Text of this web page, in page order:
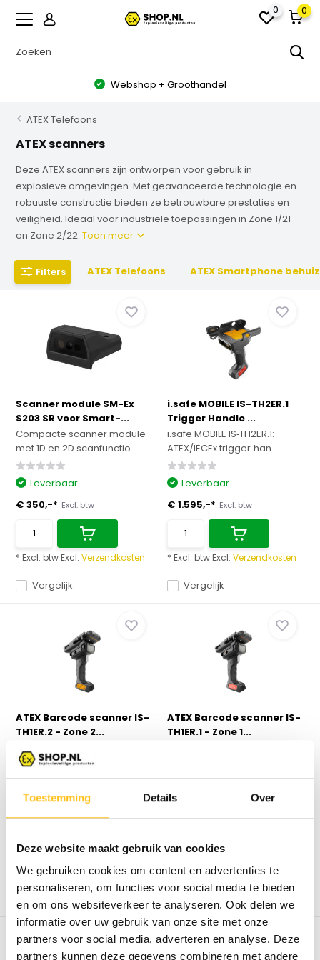
Toestemming Details Over
Deze website maakt gebruik van cookies
We gebruiken cookies om content en advertenties te
personaliseren, om functies voor social media te bieden
en om ons websiteverkeer te analyseren. Ook delen we
informatie over uw gebruik van onze site met onze
partners voor social media, adverteren en analyse. Deze
partners kunnen deze gegevens combineren met andere
0 0
Webshop + Groothandel
ATEX Telefoons
ATEX scanners
Deze ATEX scanners zijn ontworpen voor gebruik in
explosieve omgevingen. Met geavanceerde technologie en
robuuste constructie bieden ze betrouwbare prestaties en
veiligheid. Ideaal voor industriële toepassingen in Zone 1/21
en Zone 2/22.Toon meer
Filters ATEX Telefoons ATEX Smartphone
Scanner module SM-Ex
S203 SR voor Smart-...
Compacte scanner module
met 1D en 2D scanfunctio...
Vergelijk
Leverbaar
€ 350,-* Excl. btw
* Excl. btw Excl.Verzendkosten
i.safe MOBILE IS-TH2ER.1
Trigger Handle ...
i.safe MOBILE IS‑TH2ER.1:
ATEX/IECEx trigger‑han...
Vergelijk
Leverbaar
€ 1.595,-* Excl. btw
* Excl. btw Excl. Verzendkosten
ATEX Barcode scanner IS-
TH1ER.2 - Zone 2...
scanner met extended ran...
Leverbaar
€ 1.760,-* Excl. btw
* Excl. btw Excl.Verzendkosten
ATEX Barcode scanner IS-
TH1ER.1 - Zone 1...
Vergelijk
€ 1.760,-* Excl. btw
* Excl. btw Excl.Verzendkosten
ATEX Scanners